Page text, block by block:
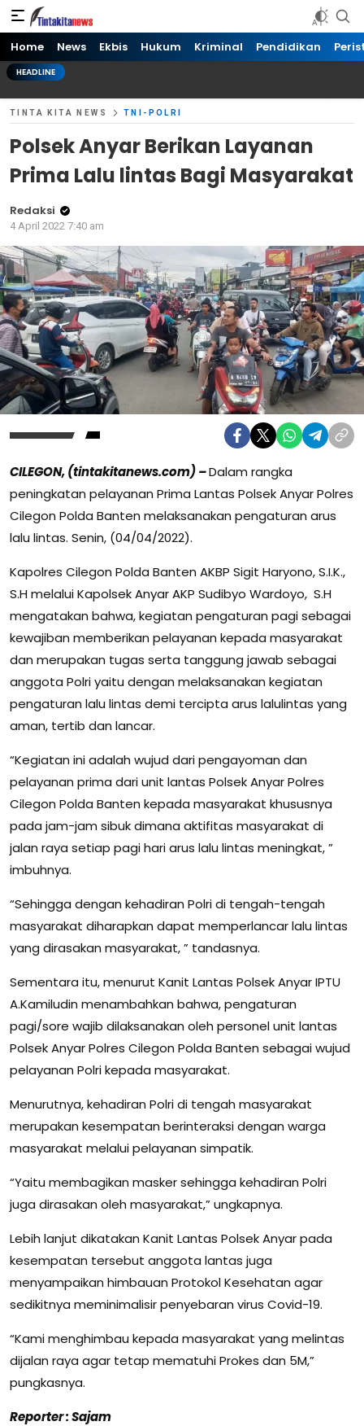
Tinta kita News
Informasi Terkini
Home News Ekbis Hukum Kriminal Pendidikan
HEADLINE
TINTA KITA NEWS TNI-POLRI
Polsek Anyar Berikan Layanan
Prima Lalu lintas Bagi Masyarakat
Redaksi
4 April 2022 7:40 am
CILEGON, (tintakitanews.com) –Dalam rangka
peningkatan pelayanan Prima Lantas Polsek Anyar Polres
Cilegon Polda Banten melaksanakan pengaturan arus
lalu lintas. Senin, (04/04/2022).
Kapolres Cilegon Polda Banten AKBP Sigit Haryono, S.I.K.,
S.H melalui Kapolsek Anyar AKP Sudibyo Wardoyo, S.H
mengatakan bahwa, kegiatan pengaturan pagi sebagai
kewajiban memberikan pelayanan kepada masyarakat
dan merupakan tugas serta tanggung jawab sebagai
anggota Polri yaitu dengan melaksanakan kegiatan
pengaturan lalu lintas demi tercipta arus lalulintas yang
aman, tertib dan lancar.
“Kegiatan ini adalah wujud dari pengayoman dan
pelayanan prima dari unit lantas Polsek Anyar Polres
Cilegon Polda Banten kepada masyarakat khususnya
pada jam-jam sibuk dimana aktifitas masyarakat di
jalan raya setiap pagi hari arus lalu lintas meningkat, ”
imbuhnya.
“Sehingga dengan kehadiran Polri di tengah-tengah
masyarakat diharapkan dapat memperlancar lalu lintas
yang dirasakan masyarakat, ” tandasnya.
Sementara itu, menurut Kanit Lantas Polsek Anyar IPTU
A.Kamiludin menambahkan bahwa, pengaturan
pagi/sore wajib dilaksanakan oleh personel unit lantas
Polsek Anyar Polres Cilegon Polda Banten sebagai wujud
pelayanan Polri kepada masyarakat.
Menurutnya, kehadiran Polri di tengah masyarakat
merupakan kesempatan berinteraksi dengan warga
masyarakat melalui pelayanan simpatik.
“Yaitu membagikan masker sehingga kehadiran Polri
juga dirasakan oleh masyarakat,” ungkapnya.
Lebih lanjut dikatakan Kanit Lantas Polsek Anyar pada
kesempatan tersebut anggota lantas juga
menyampaikan himbauan Protokol Kesehatan agar
sedikitnya meminimalisir penyebaran virus Covid-19.
“Kami menghimbau kepada masyarakat yang melintas
dijalan raya agar tetap mematuhi Prokes dan 5M,”
pungkasnya.
Reporter : Sajam